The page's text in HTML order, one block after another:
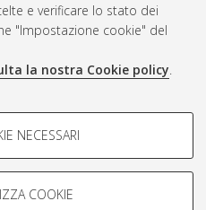
e verificare lo stato dei
"Impostazione cookie" del
la nostra Cookie policy.
-
le caratteristiche della
in base al loro comportamento
NECESSARI
COOKIE